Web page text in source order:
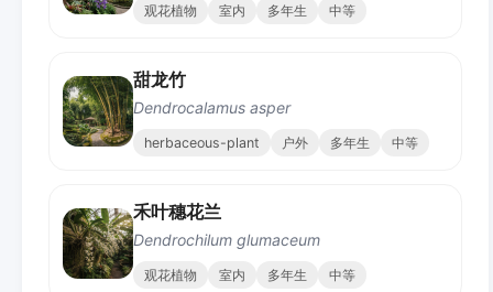
观花植物 室内 多年生 中等
甜龙竹
Dendrocalamus asper
herbaceous-plant 户外 多年生 中等
禾叶穗花兰
Dendrochilum glumaceum
观花植物 室内 多年生 中等